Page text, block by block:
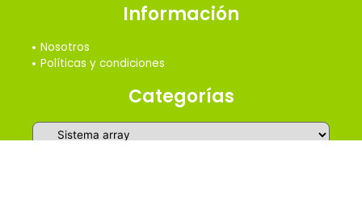
Información
Nosotros
Políticas y condiciones
Categorías